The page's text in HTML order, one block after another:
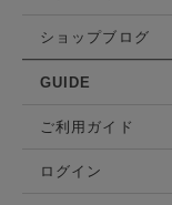
ショップブログ
GUIDE
ご利用ガイド
ログイン